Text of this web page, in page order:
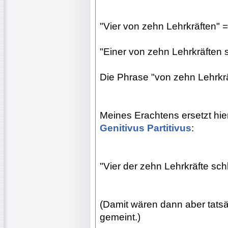
"Vier von zehn Lehrkräften"
"Einer von zehn Lehrkräften
Die Phrase "von zehn
Meines Erachtens ersetzt
Genitivus Partitivus:
"Vier der zehn Lehrkräfte
(Damit wären dann aber
gemeint.)